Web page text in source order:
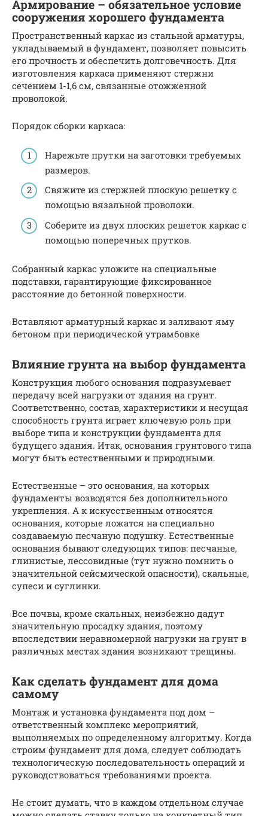
Армирование – обязательное условие
сооружения хорошего фундамента
Пространственный каркас из стальной арматуры,
укладываемый в фундамент, позволяет повысить
его прочность и обеспечить долговечность. Для
изготовления каркаса применяют стержни
сечением 1-1,6 см, связанные отожженной
проволокой.
Порядок сборки каркаса:
Нарежьте прутки на заготовки требуемых
размеров.
Свяжите из стержней плоскую решетку с
помощью вязальной проволоки.
Соберите из двух плоских решеток каркас с
помощью поперечных прутков.
Собранный каркас уложите на специальные
подставки, гарантирующие фиксированное
расстояние до бетонной поверхности.
Вставляют арматурный каркас и заливают яму
бетоном при периодической утрамбовке
Влияние грунта на выбор фундамента
Конструкция любого основания подразумевает
передачу всей нагрузки от здания на грунт.
Соответственно, состав, характеристики и несущая
способность грунта играет ключевую роль при
выборе типа и конструкции фундамента для
будущего здания. Итак, основания грунтового типа
могут быть естественными и природными.
Естественные – это основания, на которых
фундаменты возводятся без дополнительного
укрепления. А к искусственным относятся
основания, которые ложатся на специально
создаваемую песчаную подушку. Естественные
основания бывают следующих типов: песчаные,
глинистые, лессовидные (тут нужно помнить о
значительной сейсмической опасности), скальные,
супеси и суглинки.
Все почвы, кроме скальных, неизбежно дадут
значительную просадку здания, поэтому
впоследствии неравномерной нагрузки на грунт в
различных местах здания возникают трещины.
Как сделать фундамент для дома
самому
Монтаж и установка фундамента под дом –
ответственный комплекс мероприятий,
выполняемых по определенному алгоритму. Когда
строим фундамент для дома, следует соблюдать
технологическую последовательность операций и
руководствоваться требованиями проекта.
Не стоит думать, что в каждом отдельном случае